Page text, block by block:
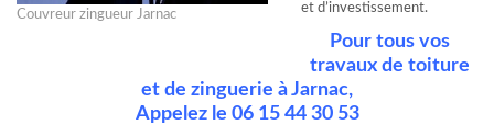
Couvreur zingueur Jarnac
et d’investissement.
Pour tous vos
travaux de toiture
et de zinguerie à Jarnac,
Appelez le 06 15 44 30 53